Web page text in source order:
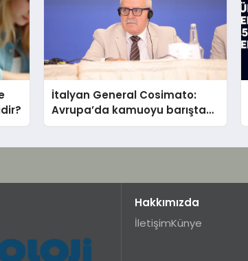
İtalyan General Cosimato:
Avrupa’da kamuoyu barıştan
yana
Hakkımızda
İletişimKünye